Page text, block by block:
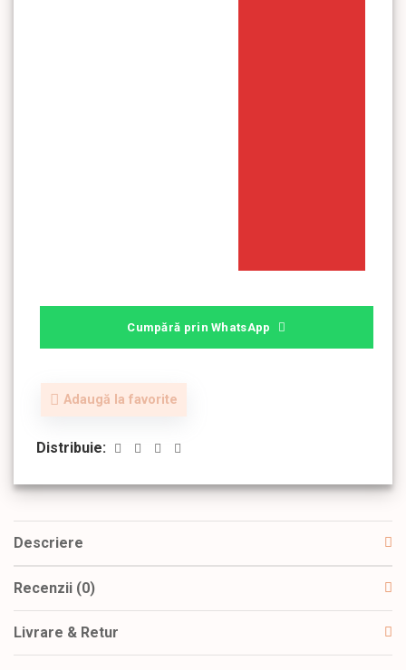
Cumpără prin WhatsApp
Adaugă la favorite
Distribuie:
Descriere
Recenzii (0)
Livrare & Retur